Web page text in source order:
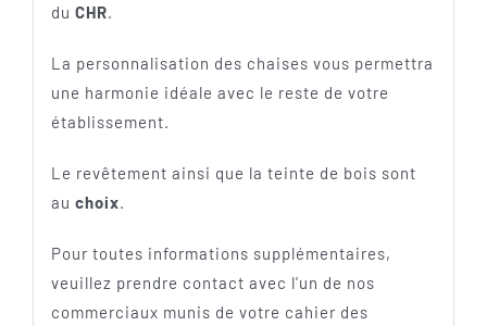
du CHR.
La personnalisation des chaises vous permettra
une harmonie idéale avec le reste de votre
établissement.
Le revêtement ainsi que la teinte de bois sont
au choix.
Pour toutes informations supplémentaires,
veuillez prendre contact avec l’un de nos
commerciaux munis de votre cahier des